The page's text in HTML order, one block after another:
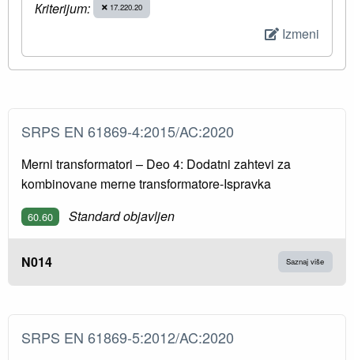
Кriterijum:
17.220.20
Izmeni
SRPS EN 61869-4:2015/AC:2020
Merni transformatori – Deo 4: Dodatni zahtevi za
kombinovane merne transformatore-Ispravka
60.60 Standard objavljen
N014 Saznaj više
SRPS EN 61869-5:2012/AC:2020